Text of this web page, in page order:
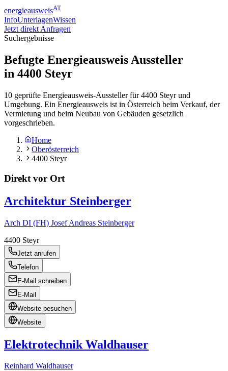
energieausweisAT
InfoUnterlagenWissen
Jetzt direkt Anfragen
Suchergebnisse
Befugte Energieausweis Aussteller
in 4400 Steyr
10 geprüfte Energieausweis-Aussteller für 4400 Steyr und
Umgebung. Ein Energieausweis ist in Österreich beim Verkauf, der
Vermietung und beim Neubau von Gebäuden gesetzlich
vorgeschrieben.
Home
Oberösterreich
4400 Steyr
Direkt vor Ort
Architektur Steinberger
Arch DI (FH) Josef Andreas Steinberger
4400 Steyr
Jetzt anrufen
Telefon
E-Mail schreiben
E-Mail
Website besuchen
Website
Elektrotechnik Waldhauser
Reinhard Waldhauser